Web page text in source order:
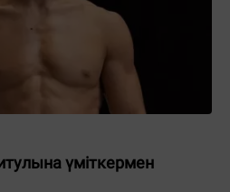
үміткермен